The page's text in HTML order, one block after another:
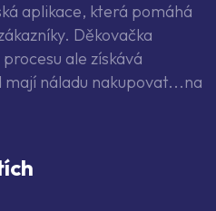
aplikace, která pomáhá
Děkovačka
ale získává
náladu nakupovat...na